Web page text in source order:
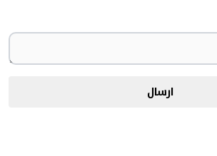
ارسال